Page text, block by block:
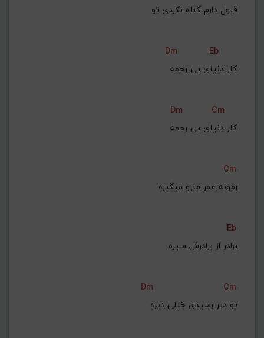
قبول دارم گناه نکردی تو
Dm
Eb
کار دنیای بی رحمه
Dm
Cm
کار دنیای بی رحمه
Cm
زمونه عمر مارو میگیره
Eb
برادر از برادرش سیره
Dm
Cm
تو دیر رسیدی خیلی دیره